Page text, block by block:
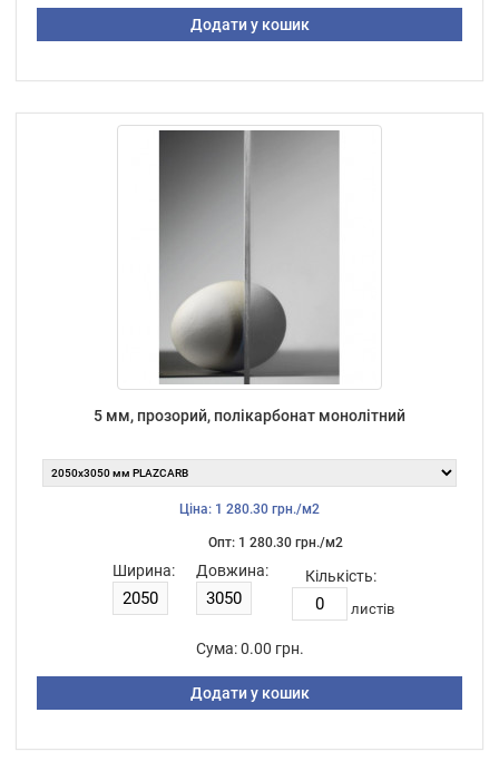
Додати у кошик
5 мм, прозорий, полікарбонат монолітний
Ціна: 1 280.30 грн./м2
Опт: 1 280.30 грн./м2
Ширина: Довжина: Кількість:
листiв
Сума: 0.00 грн.
Додати у кошик